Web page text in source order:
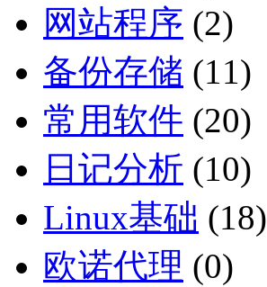
网站程序 (2)
备份存储 (11)
常用软件 (20)
日记分析 (10)
Linux基础 (18)
欧诺代理 (0)